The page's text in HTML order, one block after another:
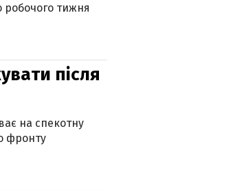
тижня
після
на спекотну
фронту